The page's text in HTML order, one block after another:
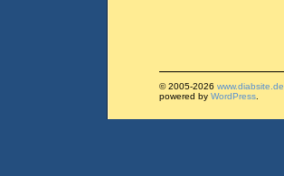
© 2005-2026 www.diabsite.de
powered by WordPress.